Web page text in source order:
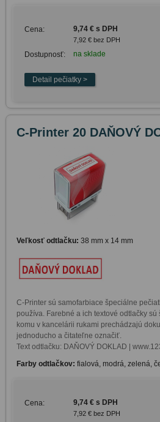
Cena: 9,74 € s DPH
7,92 € bez DPH
Dostupnosť: na sklade
C-Printer 20 DAŇOVÝ
Veľkosť odtlačku: 38 mm x 14 mm
C-Printer sú samofarbiace špeciálne
používa. Farebné a ich textové odtlačky sú
komu v kancelárii rukami prechádzajú
jednoducho a čitateľne označiť.
Text odtlačku: DAŇOVÝ DOKLAD |
Farby odtlačkov: fialová, modrá, zelená,
Cena: 9,74 € s DPH
7,92 € bez DPH